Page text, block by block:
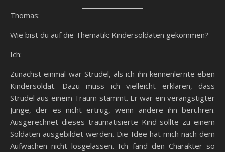
Thomas:
Wie bist du auf die Thematik: Kindersoldaten gekommen?
Ich:
Zunächst einmal war Strudel, als ich ihn kennenlernte eben
Kindersoldat. Dazu muss ich vielleicht erklären, dass
Strudel aus einem Traum stammt. Er war ein verängstigter
Junge, der es nicht ertrug, wenn andere ihn berühren.
Ausgerechnet dieses traumatisierte Kind sollte zu einem
Soldaten ausgebildet werden. Die Idee hat mich nach dem
Aufwachen nicht losgelassen. Ich fand den Charakter so